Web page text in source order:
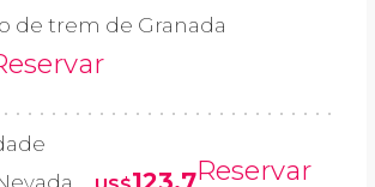
de trem de Granada
Reservar